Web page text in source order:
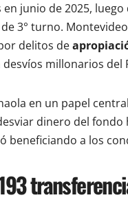
junio de 2025,
3° turno.
delitos de
millonarios del
en un papel
dinero del fondo
beneficiando a los